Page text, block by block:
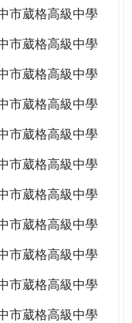
市葳格高級中學
市葳格高級中學
市葳格高級中學
市葳格高級中學
市葳格高級中學
市葳格高級中學
市葳格高級中學
市葳格高級中學
市葳格高級中學
市葳格高級中學
市葳格高級中學